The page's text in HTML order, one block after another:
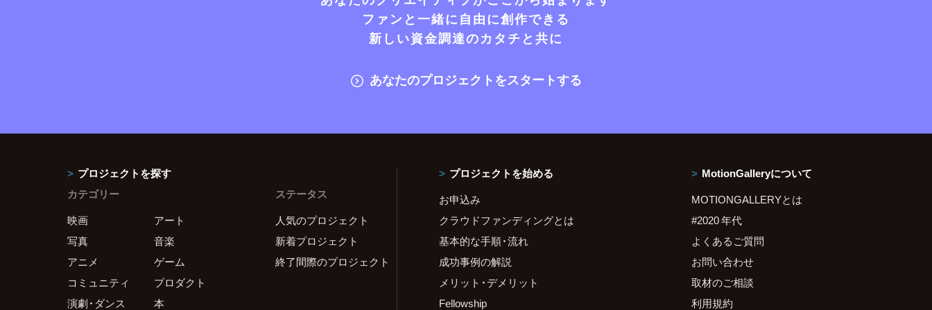
ファンと一緒に自由に創作できる
新しい資金調達のカタチと共に
あなたのプロジェクトをスタートする
プロジェクトを探す
カテゴリー
映画
アート
写真
音楽
アニメ
ゲーム
コミュニティ
プロダクト
演劇・ダンス
本
ステータス
人気のプロジェクト
新着プロジェクト
終了間際のプロジェクト
プロジェクトを始める
お申込み
クラウドファンディングとは
基本的な手順・流れ
成功事例の解説
メリット・デメリット
Fellowship
MotionGalleryについて
MOTIONGALLERYとは
#2020 年代
よくあるご質問
お問い合わせ
取材のご相談
利用規約